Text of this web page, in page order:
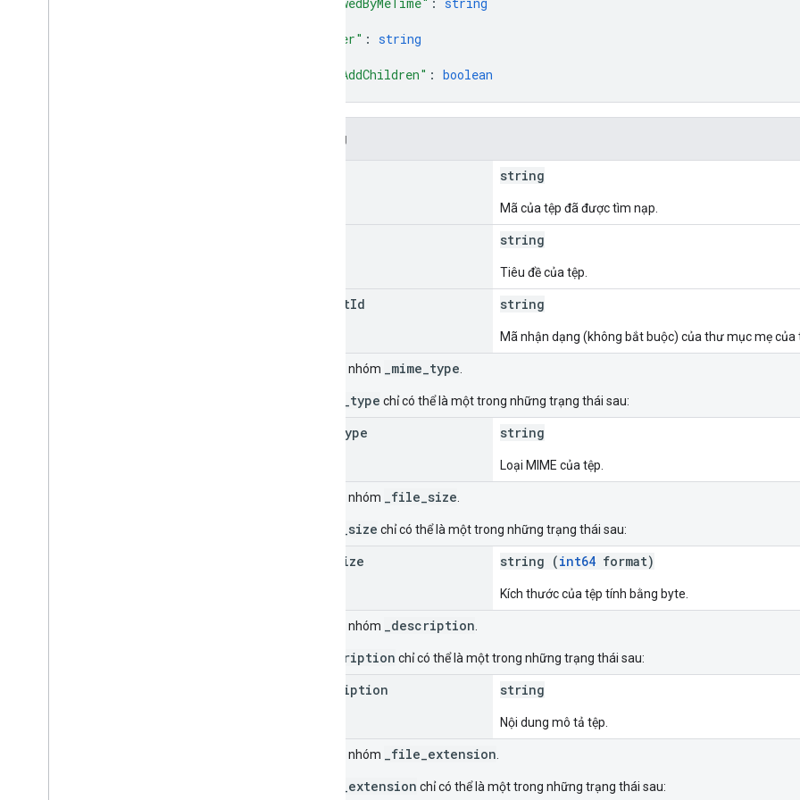
"owner" : string
"canAddChildren" : boolean
Trường
string
Mã của tệp đã được tìm nạp.
string
Tiêu đề của tệp.
parentId string
Mã nhận dạng (không bắt buộc) của thư mục mẹ của
Trường nhóm _mime_type
_mime_type chỉ có thể là một trong những trạng thái sau:
Type string
Loại MIME của tệp.
Trường nhóm _file_size
_file_size chỉ có thể là một trong những trạng thái sau:
Size string (int64 format)
Kích thước của tệp tính bằng byte.
Trường nhóm _description
_description chỉ có thể là một trong những trạng thái sau:
description string
Nội dung mô tả tệp.
Trường nhóm _file_extension
_file_extension chỉ có thể là một trong những trạng thái sau: